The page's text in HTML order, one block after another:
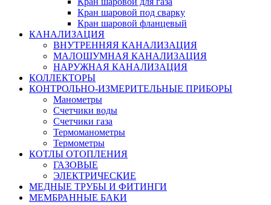
Кран шаровой под сварку
Кран шаровой фланцевый
КАНАЛИЗАЦИЯ
ВНУТРЕННЯЯ КАНАЛИЗАЦИЯ
МАЛОШУМНАЯ КАНАЛИЗАЦИЯ
НАРУЖНАЯ КАНАЛИЗАЦИЯ
КОЛЛЕКТОРЫ
КОНТРОЛЬНО-ИЗМЕРИТЕЛЬНЫЕ ПРИБОРЫ
Манометры
Счетчики воды
Счетчики газа
Термоманометры
Термометры
КОТЛЫ ОТОПЛЕНИЯ
ГАЗОВЫЕ
ЭЛЕКТРИЧЕСКИЕ
МЕДНЫЕ ТРУБЫ И ФИТИНГИ
МЕМБРАННЫЕ БАКИ